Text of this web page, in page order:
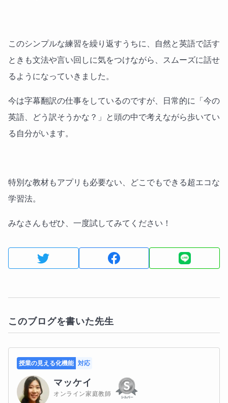
このシンプルな練習を繰り返すうちに、自然と英語で話す
ときも文法や言い回しに気をつけながら、スムーズに話せ
るようになっていきました。
今は字幕翻訳の仕事をしているのですが、日常的に「今の
英語、どう訳そうかな？」と頭の中で考えながら歩いてい
る自分がいます。
特別な教材もアプリも必要ない、どこでもできる超エコな
学習法。
みなさんもぜひ、一度試してみてください！
このブログを書いた先生
授業の見える化機能 対応
マッケイ
オンライン家庭教師